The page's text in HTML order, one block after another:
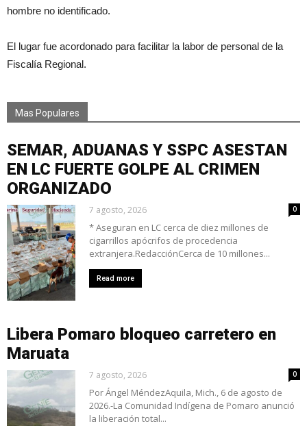
hombre no identificado.
El lugar fue acordonado para facilitar la labor de personal de la
Fiscalía Regional.
Mas Populares
SEMAR, ADUANAS Y SSPC ASESTAN
EN LC FUERTE GOLPE AL CRIMEN
ORGANIZADO
7 agosto, 2026 0
* Aseguran en LC cerca de diez millones de
cigarrillos apócrifos de procedencia
extranjera.RedacciónCerca de 10 millones...
Read more
Libera Pomaro bloqueo carretero en
Maruata
7 agosto, 2026 0
Por Ángel MéndezAquila, Mich., 6 de agosto de
2026.-La Comunidad Indígena de Pomaro anunció
la liberación total...